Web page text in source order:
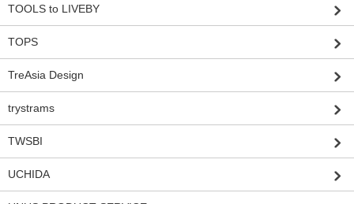
TOOLS to LIVEBY
TOPS
TreAsia Design
trystrams
TWSBI
UCHIDA